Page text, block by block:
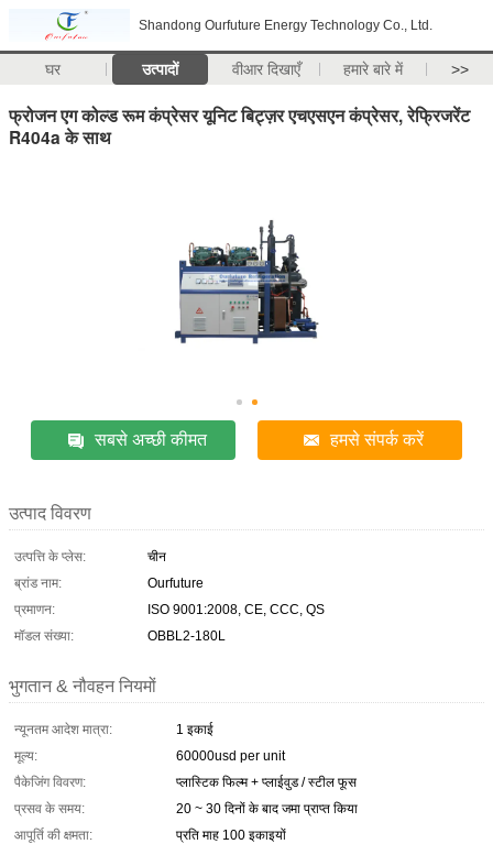
Shandong Ourfuture Energy Technology Co., Ltd.
घर उत्पादों वीआर दिखाएँ हमारे बारे में >>
फ्रोजन एग कोल्ड रूम कंप्रेसर यूनिट बिट्ज़र एचएसएन कंप्रेसर, रेफ्रिजरेंट
R404a के साथ
सबसे अच्छी कीमत हमसे संपर्क करें
उत्पाद विवरण
उत्पत्ति के प्लेस:
चीन
ब्रांड नाम:
Ourfuture
प्रमाणन:
ISO 9001:2008, CE, CCC, QS
मॉडल संख्या:
OBBL2-180L
भुगतान & नौवहन नियमों
न्यूनतम आदेश मात्रा:
1 इकाई
मूल्य:
60000usd per unit
पैकेजिंग विवरण:
प्लास्टिक फिल्म + प्लाईवुड / स्टील फूस
प्रसव के समय:
20 ~ 30 दिनों के बाद जमा प्राप्त किया
आपूर्ति की क्षमता:
प्रति माह 100 इकाइयों